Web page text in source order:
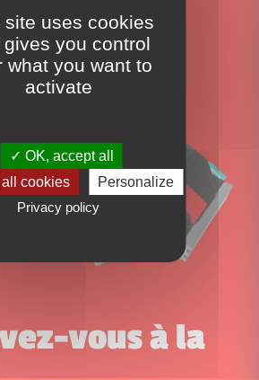
vous à la
site uses cookies
gives you control
what you want to
activate
OK, accept all
all cookies
Personalize
Privacy policy